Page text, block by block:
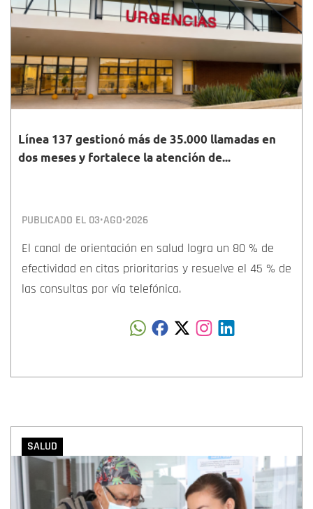
Línea 137 gestionó más de 35.000 llamadas en
dos meses y fortalece la atención de...
PUBLICADO EL 03•AGO•2026
El canal de orientación en salud logra un 80 % de
efectividad en citas prioritarias y resuelve el 45 % de
las consultas por vía telefónica.
SALUD